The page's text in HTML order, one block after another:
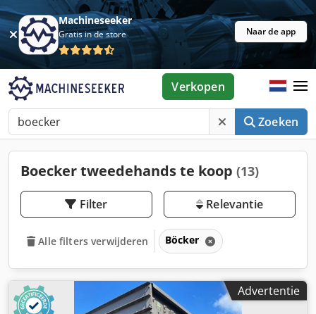
Machineseeker
Gratis in de store Naar de app
Zoeken
Verkopen
Boecker tweedehands te koop (13)
Filter Relevantie
Alle filters verwijderen Böcker
Advertentie